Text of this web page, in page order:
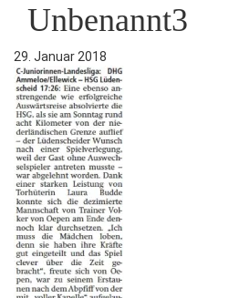
Unbenannt3
29. Januar 2018